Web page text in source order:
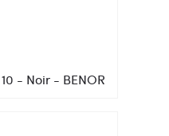
- Noir - BENOR